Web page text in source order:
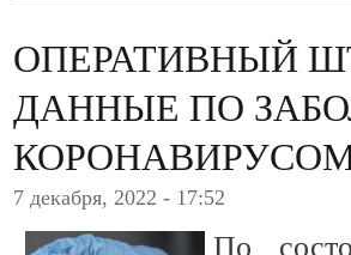
ОПЕРАТИВНЫЙ
ДАННЫЕ ПО
7 декабря, 2022 - 17:52
По